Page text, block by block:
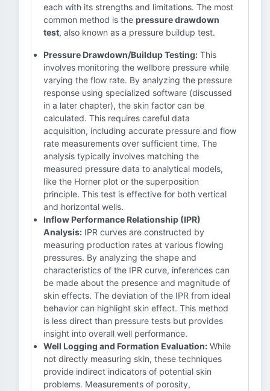
each with its strengths and limitations. The most
common method is the pressure drawdown
test, also known as a pressure buildup test.
Pressure Drawdown/Buildup Testing: This
involves monitoring the wellbore pressure while
varying the flow rate. By analyzing the pressure
response using specialized software (discussed
in a later chapter), the skin factor can be
calculated. This requires careful data
acquisition, including accurate pressure and flow
rate measurements over sufficient time. The
analysis typically involves matching the
measured pressure data to analytical models,
like the Horner plot or the superposition
principle. This test is effective for both vertical
and horizontal wells.
Inflow Performance Relationship (IPR)
Analysis: IPR curves are constructed by
measuring production rates at various flowing
pressures. By analyzing the shape and
characteristics of the IPR curve, inferences can
be made about the presence and magnitude of
skin effects. The deviation of the IPR from ideal
behavior can highlight skin effect. This method
is less direct than pressure tests but provides
insight into overall well performance.
Well Logging and Formation Evaluation: While
not directly measuring skin, these techniques
provide indirect indicators of potential skin
problems. Measurements of porosity,